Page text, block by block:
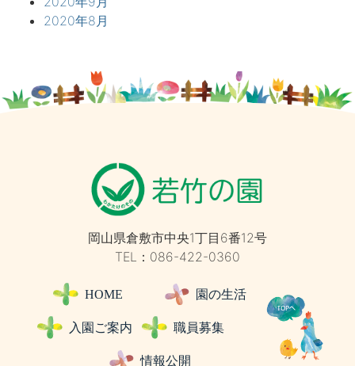
2020年8月
岡山県倉敷市中央1丁目6番12号
TEL：086-422-0360
HOME 園の生活
入園ご案内 職員募集
情報公開